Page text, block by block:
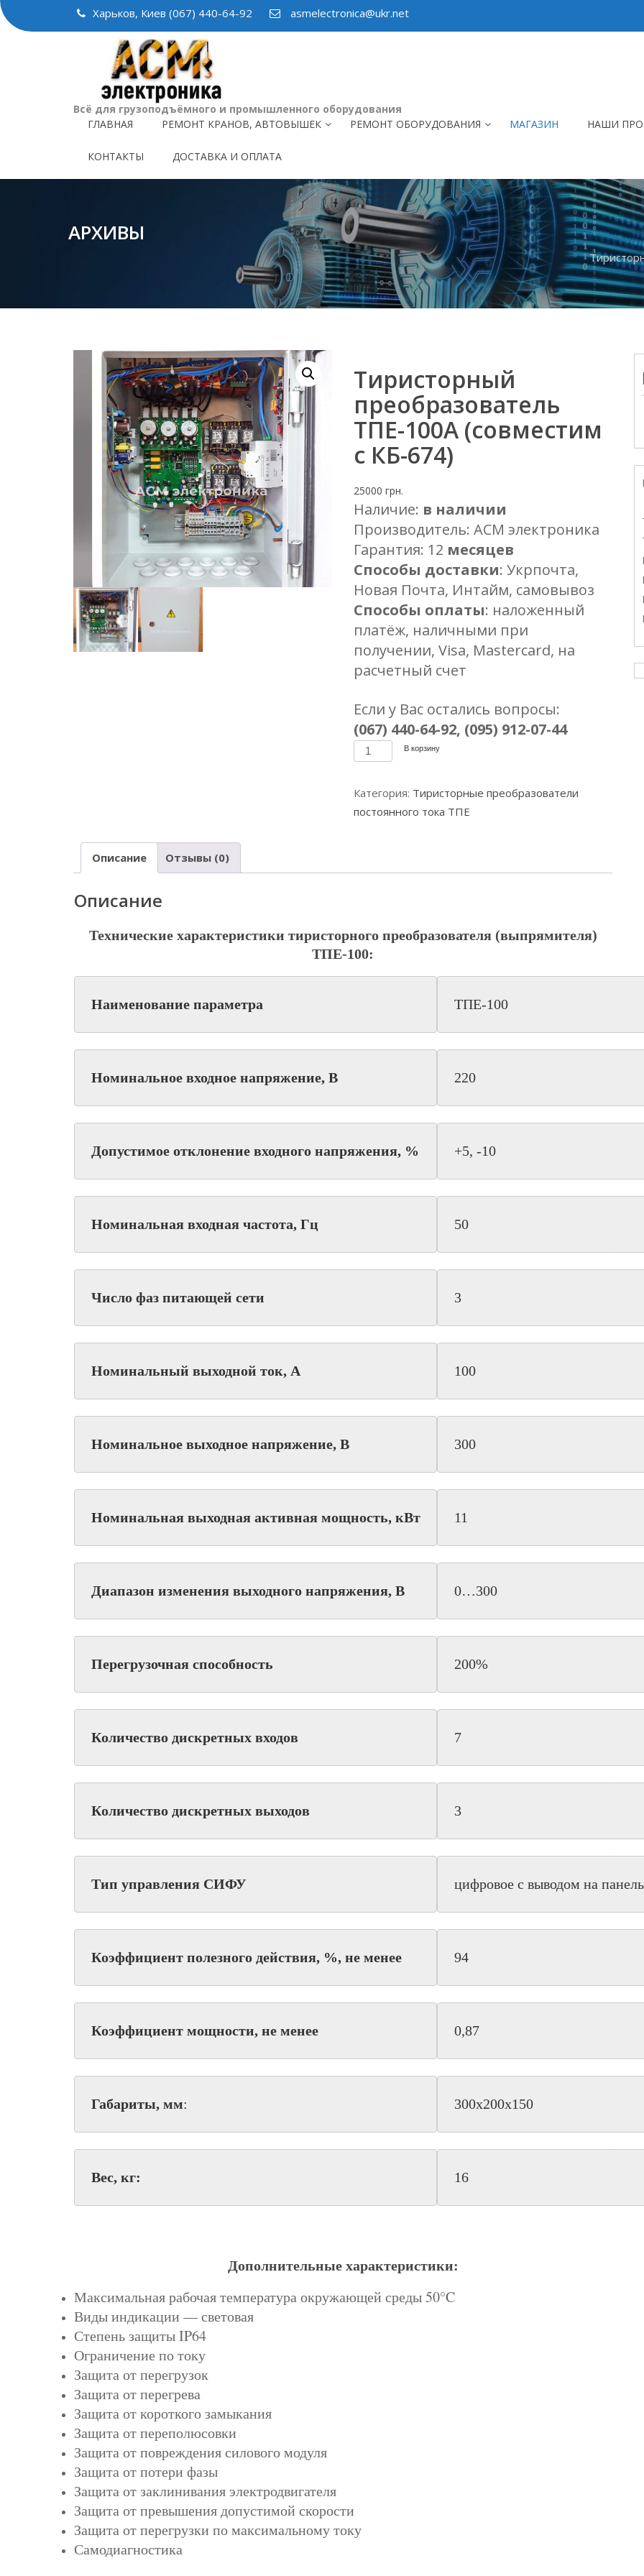
Skip
to
Харьков, Киев (067) 440-64-92 asmelectronica@ukr.net
Всё для грузоподъёмного и промышленного оборудования
ГЛАВНАЯ
РЕМОНТ КРАНОВ, АВТОВЫШЕК РЕМОНТ ОБОРУДОВАНИЯ МАГАЗИН НАШИ
КОНТАКТЫ ДОСТАВКА И ОПЛАТА
АРХИВЫ
Тиристорный
преобразователь
ТПЕ-100А (совместим
с КБ-674)
25000 грн.
Наличие: в наличии
Производитель: АСМ электроника
Гарантия: 12 месяцев
Способы доставки: Укрпочта,
Новая Почта, Интайм, самовывоз
Способы оплаты: наложенный
платёж, наличными при
получении, Visa, Mastercard, на
расчетный счет
Если у Вас остались вопросы:
(067) 440-64-92, (095) 912-07-44
Количество
преобразователь
В корзину
Категория: Тиристорные преобразователи
постоянного тока ТПЕ
Описание Отзывы (0)
Описание
Технические характеристики тиристорного преобразователя (выпрямителя)
ТПЕ-100:
Наименование параметра ТПЕ-100
Номинальное входное напряжение, В 220
Допустимое отклонение входного напряжения, % +5, -10
Номинальная входная частота, Гц 50
Число фаз питающей сети 3
Номинальный выходной ток, А 100
Номинальное выходное напряжение, В 300
Номинальная выходная активная мощность, кВт 11
Диапазон изменения выходного напряжения, В 0…300
Перегрузочная способность 200%
Количество дискретных входов 7
Количество дискретных выходов 3
Тип управления СИФУ цифровое с выводом на
Коэффициент полезного действия, %, не менее 94
Коэффициент мощности, не менее 0,87
Габариты, мм: 300х200х150
Вес, кг: 16
Дополнительные характеристики:
Максимальная рабочая температура окружающей среды 50°C
Виды индикации — световая
Степень защиты IP64
Ограничение по току
Защита от перегрузок
Защита от перегрева
Защита от короткого замыкания
Защита от переполюсовки
Защита от повреждения силового модуля
Защита от потери фазы
Защита от заклинивания электродвигателя
Защита от превышения допустимой скорости
Защита от перегрузки по максимальному току
Самодиагностика